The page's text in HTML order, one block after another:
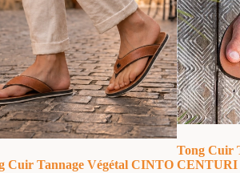
Cuir Tannage Végétal CINTO
Tong Cuir
CENTURI